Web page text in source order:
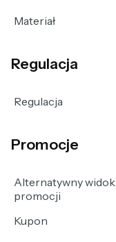
Materiał
Regulacja
Regulacja
Promocje
Alternatywny widok
promocji
Kupon